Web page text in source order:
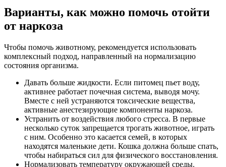
Варианты, как можно помочь отойти
от наркоза
Чтобы помочь животному, рекомендуется использовать
комплексный подход, направленный на нормализацию
состояния организма.
Давать больше жидкости. Если питомец пьет воду,
активнее работает почечная система, выводя мочу.
Вместе с ней устраняются токсические вещества,
активные анестезирующие компоненты наркоза.
Устранить от воздействия любого стресса. В первые
несколько суток запрещается трогать животное, играть
с ним. Особенно это касается семей, в которых
находятся маленькие дети. Кошка должна больше спать,
чтобы набираться сил для физического восстановления.
Нормализовать температуру окружающей среды.